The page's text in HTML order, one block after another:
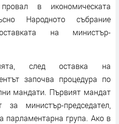
в икономическата
Народното събрание
на министър-
след оставка на
започва процедура по
мандати. Първият мандат
министър-председател,
парламентарна група. Ако в